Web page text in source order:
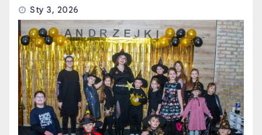
Sty 3, 2026